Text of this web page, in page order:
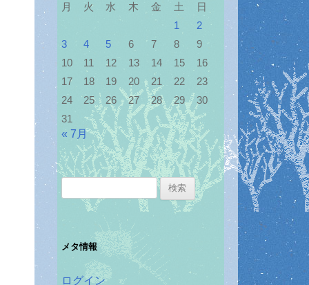
月
火 水 木 金 土
日
1
2
3
4 5 6 7 8
9
10
11 12 13 14 15
16
17
18 19 20 21 22
23
24
25 26 27 28 29
30
31
« 7月
メタ情報
ログイン